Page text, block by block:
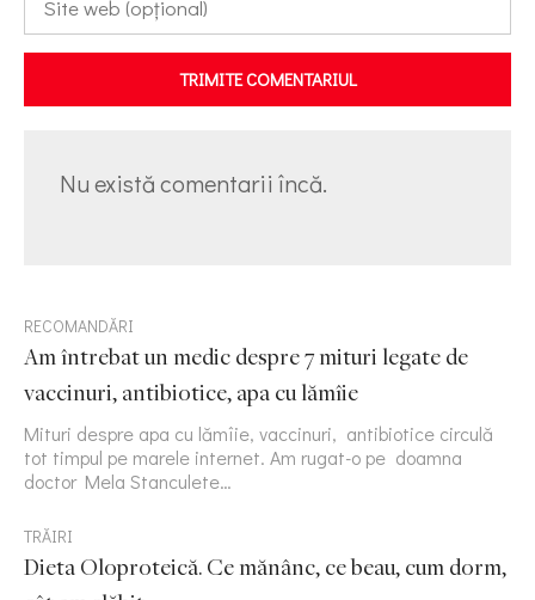
TRIMITE COMENTARIUL
Nu există comentarii încă.
RECOMANDĂRI
Am întrebat un medic despre 7 mituri legate de
vaccinuri, antibiotice, apa cu lămîie
Mituri despre apa cu lămîie, vaccinuri, antibiotice circulă
tot timpul pe marele internet. Am rugat-o pe doamna
doctor Mela Stanculete…
TRĂIRI
Dieta Oloproteică. Ce mănânc, ce beau, cum dorm,